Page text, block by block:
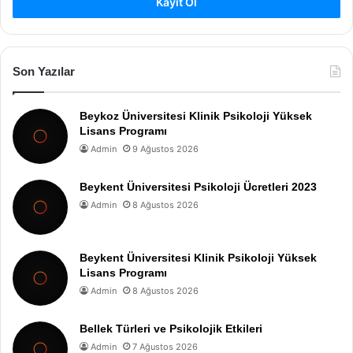
Son Yazılar
Beykoz Üniversitesi Klinik Psikoloji Yüksek
Lisans Programı
Admin 9 Ağustos 2026
Beykent Üniversitesi Psikoloji Ücretleri 2023
Admin 8 Ağustos 2026
Beykent Üniversitesi Klinik Psikoloji Yüksek
Lisans Programı
Admin 8 Ağustos 2026
Bellek Türleri ve Psikolojik Etkileri
Admin 7 Ağustos 2026